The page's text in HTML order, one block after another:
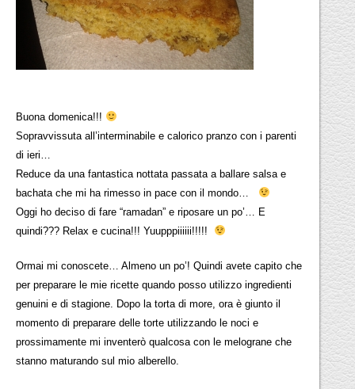
Buona domenica!!!
Sopravvissuta all’interminabile e calorico pranzo con i parenti
di ieri…
Reduce da una fantastica nottata passata a ballare salsa e
bachata che mi ha rimesso in pace con il mondo…
Oggi ho deciso di fare “ramadan” e riposare un po’… E
quindi??? Relax e cucina!!! Yuupppiiiiii!!!!!
Ormai mi conoscete… Almeno un po’! Quindi avete capito che
per preparare le mie ricette quando posso utilizzo ingredienti
genuini e di stagione. Dopo la torta di more, ora è giunto il
momento di preparare delle torte utilizzando le noci e
prossimamente mi inventerò qualcosa con le melograne che
stanno maturando sul mio alberello.